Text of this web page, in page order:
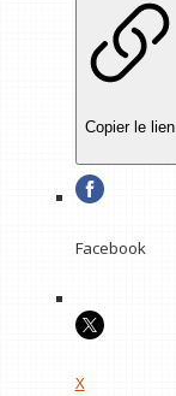
Copier le lien
Facebook
X